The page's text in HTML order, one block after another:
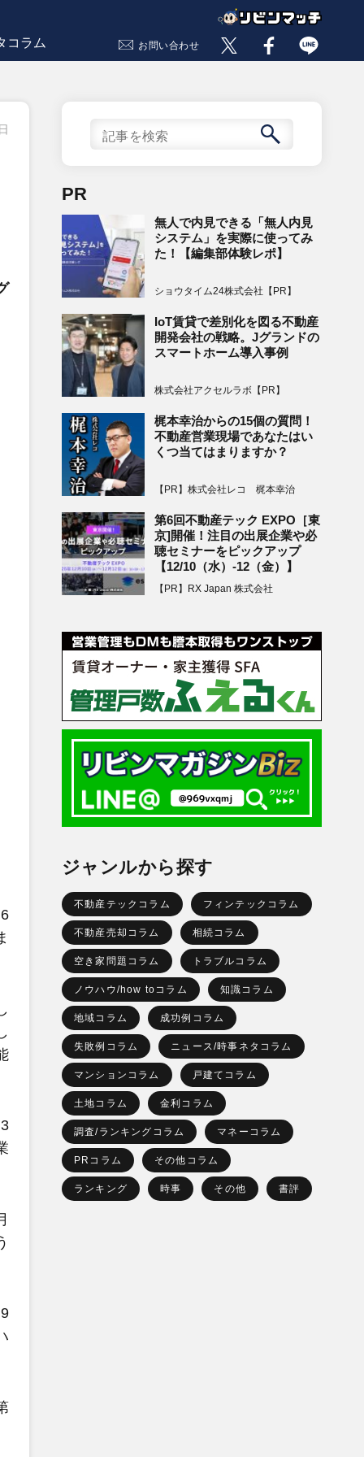
コラム お問い合わせ
PR
無人で内見できる「無人内見
システム」を実際に使ってみ
た！【編集部体験レポ】
ショウタイム24株式会社【PR】
IoT賃貸で差別化を図る不動産
開発会社の戦略。Jグランドの
スマートホーム導入事例
株式会社アクセルラボ【PR】
梶本幸治からの15個の質問！
不動産営業現場であなたはい
くつ当てはまりますか？
【PR】株式会社レコ 梶本幸治
第6回不動産テック EXPO［東
京]開催！注目の出展企業や必
聴セミナーをピックアップ
【12/10（水）-12（金）】
【PR】RX Japan 株式会社
ジャンルから探す
不動産テックコラム フィンテックコラム
不動産売却コラム 相続コラム
空き家問題コラム トラブルコラム
ノウハウ/how toコラム 知識コラム
地域コラム 成功例コラム
失敗例コラム ニュース/時事ネタコラム
マンションコラム 戸建てコラム
土地コラム 金利コラム
調査/ランキングコラム マネーコラム
PRコラム その他コラム
ランキング 時事 その他 書評